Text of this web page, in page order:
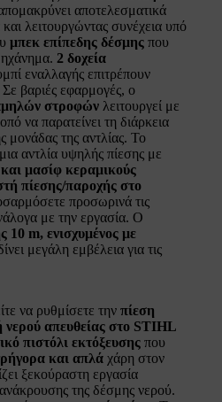
αποτελεσματικά
λειτουργώντας συνέχεια υπό
μπεκ επίπεδης δέσμης που
2 δοχεία
εναλλαγής επιτρέπουν
βαριές εφαρμογές, ο
στροφών λειτουργεί με
να παρατείνει τη διάρκεια
μονάδας της αντλίας. Το
αντλία υψηλής πίεσης με
μασίφ κεραμικούς
πίεσης/παροχής στο
προσωρινά τις
με την εργασία. Ο
m, ενισχυμένος με
μεγάλη εμβέλεια για τις
να ρυθμίσετε την πίεση
νερού απευθείας στο STIHL
πιστόλι εκτόξευσης που
και απλά χάρη στον
ξεκούραστη εργασία
ανάκρουσης της δέσμης νερού.